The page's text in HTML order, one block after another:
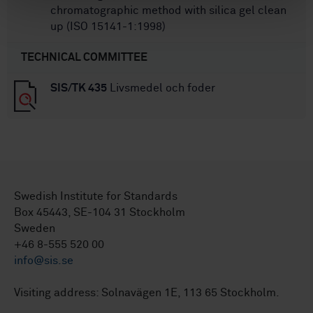
chromatographic method with silica gel clean
up (ISO 15141-1:1998)
TECHNICAL COMMITTEE
SIS/TK 435 Livsmedel och foder
Swedish Institute for Standards
Box 45443, SE-104 31 Stockholm
Sweden
+46 8-555 520 00
info@sis.se
Visiting address: Solnavägen 1E, 113 65 Stockholm.